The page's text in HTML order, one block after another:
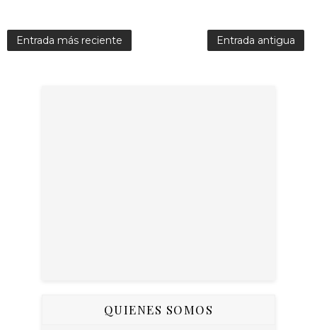
Entrada más reciente Entrada antigua
QUIENES SOMOS